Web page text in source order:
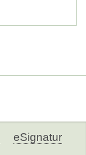
eSignatur